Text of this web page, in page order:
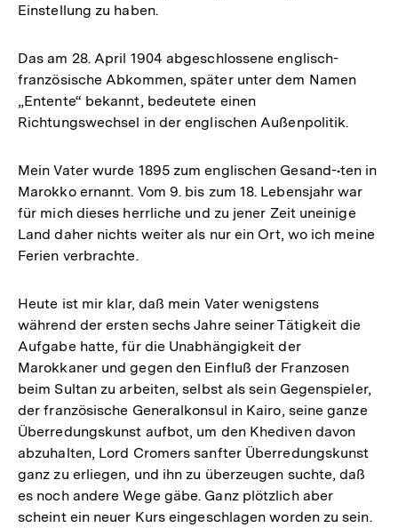
Einstellung zu haben.
Das am 28. April 1904 abgeschlossene englisch-
französische Abkommen, später unter dem Namen
„Entente“ bekannt, bedeutete einen
Richtungswechsel in der englischen Außenpolitik.
Mein Vater wurde 1895 zum englischen Gesand-•ten in
Marokko ernannt. Vom 9. bis zum 18. Lebensjahr war
für mich dieses herrliche und zu jener Zeit uneinige
Land daher nichts weiter als nur ein Ort, wo ich meine
Ferien verbrachte.
Heute ist mir klar, daß mein Vater wenigstens
während der ersten sechs Jahre seiner Tätigkeit die
Aufgabe hatte, für die Unabhängigkeit der
Marokkaner und gegen den Einfluß der Franzosen
beim Sultan zu arbeiten, selbst als sein Gegenspieler,
der französische Generalkonsul in Kairo, seine ganze
Überredungskunst aufbot, um den Khediven davon
abzuhalten, Lord Cromers sanfter Überredungskunst
ganz zu erliegen, und ihn zu überzeugen suchte, daß
es noch andere Wege gäbe. Ganz plötzlich aber
scheint ein neuer Kurs eingeschlagen worden zu sein.